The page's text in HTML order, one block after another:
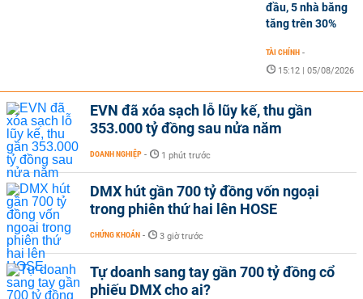
đầu, 5 nhà băng
tăng trên 30%
TÀI CHÍNH -
15:12 | 05/08/2026
EVN đã xóa sạch lỗ lũy kế, thu gần
353.000 tỷ đồng sau nửa năm
DOANH NGHIỆP - 1 phút trước
DMX hút gần 700 tỷ đồng vốn ngoại
trong phiên thứ hai lên HOSE
CHỨNG KHOÁN - 3 giờ trước
Tự doanh sang tay gần 700 tỷ đồng cổ
phiếu DMX cho ai?